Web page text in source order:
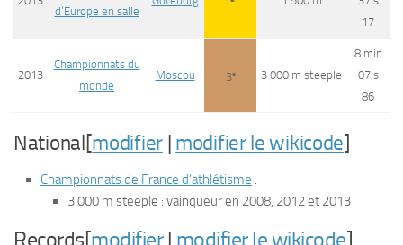
d’Europe en salle
17
2013
Championnats du
monde
Moscou 3e 3 000 m steeple
8 min
07 s
86
National[modifier| modifier le wikicode]
Championnats de France d’athlétisme :
3 000 m steeple : vainqueur en 2008, 2012 et 2013
Records[modifier| modifier le wikicode]